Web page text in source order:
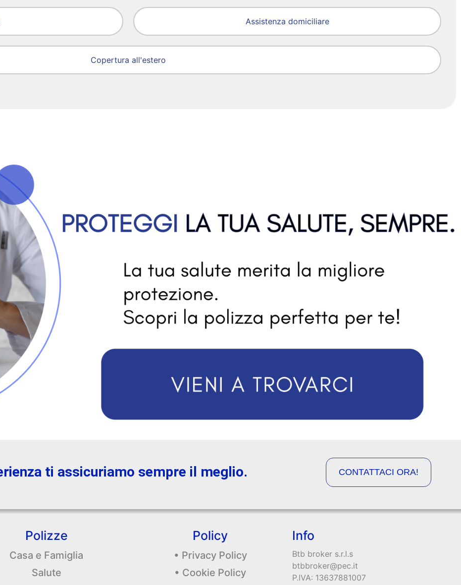
Assistenza domiciliare
Copertura all'estero
ti assicuriamo sempre il meglio. CONTATTACI ORA!
Polizze
Casa e Famiglia
Salute
Policy
• Privacy Policy
• Cookie Policy
Info
Btb broker s.r.l.s
btbbroker@pec.it
P.IVA: 13637881007